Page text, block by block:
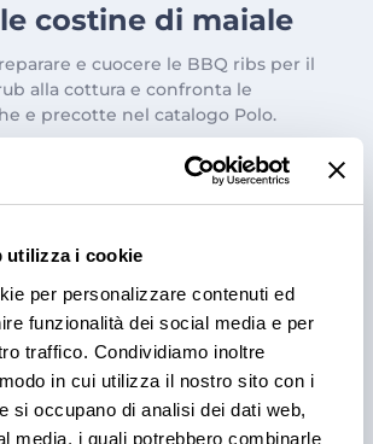
utilizza i cookie
per personalizzare contenuti ed
funzionalità dei social media e per
traffico. Condividiamo inoltre
in cui utilizza il nostro sito con i
si occupano di analisi dei dati web,
media, i quali potrebbero combinarle
costine di maiale
e cuocere le BBQ ribs per il
alla cottura e confronta le
e precotte nel catalogo Polo.